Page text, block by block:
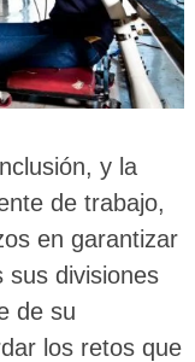
y la
de trabajo,
en garantizar
sus divisiones
de su
los retos que